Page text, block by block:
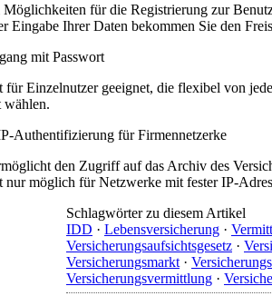
Möglichkeiten für die Registrierung zur
Eingabe Ihrer Daten bekommen Sie den
mit Passwort
für Einzelnutzer geeignet, die flexibel von
wählen.
Authentifizierung für Firmennetzerke
den Zugriff auf das Archiv des
nur möglich für Netzwerke mit fester IP-
Schlagwörter zu diesem Artikel
IDD · Lebensversicherung ·
Versicherungsaufsichtsgesetz ·
Versicherungsmarkt ·
Versicherungsvermittlung ·